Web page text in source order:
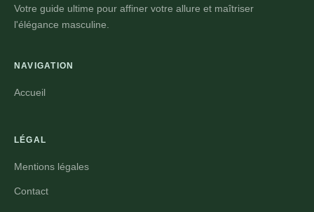
conservant l'élégance classique, revisitant
ainsi les codes vest...
Votre guide ultime pour affiner votre allure et maîtriser
l'élégance masculine.
NAVIGATION
Accueil
LÉGAL
Mentions légales
Contact